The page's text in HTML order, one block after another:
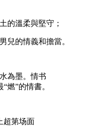
的溫柔與堅守；
兒的情義和擔當。
為墨。情书
燃”的情書。
超第场面